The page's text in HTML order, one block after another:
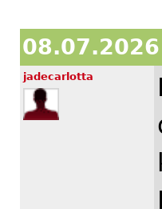
jadecarlotta